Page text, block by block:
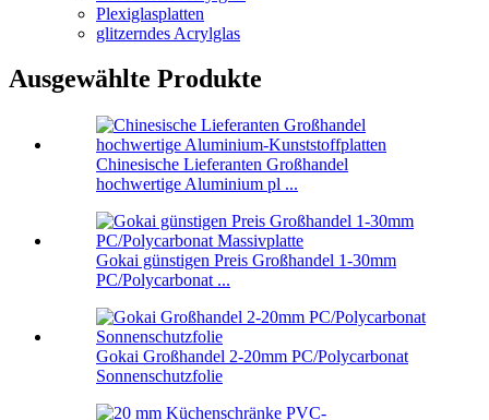
Plexiglasplatten
glitzerndes Acrylglas
Ausgewählte Produkte
Chinesische Lieferanten Großhandel
hochwertige Aluminium pl ...
Gokai günstigen Preis Großhandel 1-30mm
PC/Polycarbonat ...
Gokai Großhandel 2-20mm PC/Polycarbonat
Sonnenschutzfolie